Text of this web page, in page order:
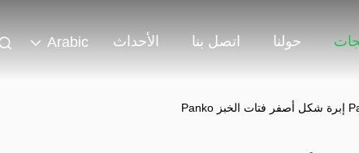
حولنا اتصل بنا الأحداث Arabic